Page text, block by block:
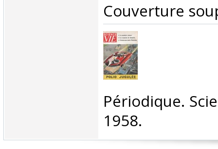
‎Couverture
‎Périodique.
1958.‎